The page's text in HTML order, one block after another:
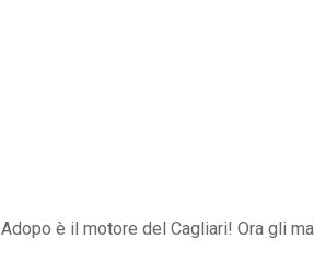
Adopo è il motore del Cagliari! Ora gli